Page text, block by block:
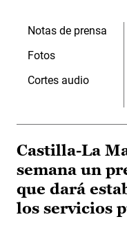
Notas de prensa
Fotos
Cortes audio
Castilla-La
semana un
que dará
los servicios